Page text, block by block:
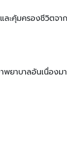
ละคุ้มครองชีวิตจ
ยาบาลอันเนื่องมา